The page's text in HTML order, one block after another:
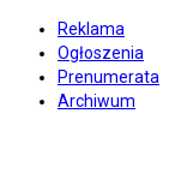
Reklama
Ogłoszenia
Prenumerata
Archiwum